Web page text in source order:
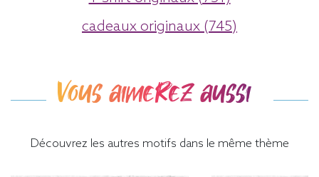
cadeaux originaux (745)
Vous aimerez aussi
Découvrez les autres motifs dans le même thème